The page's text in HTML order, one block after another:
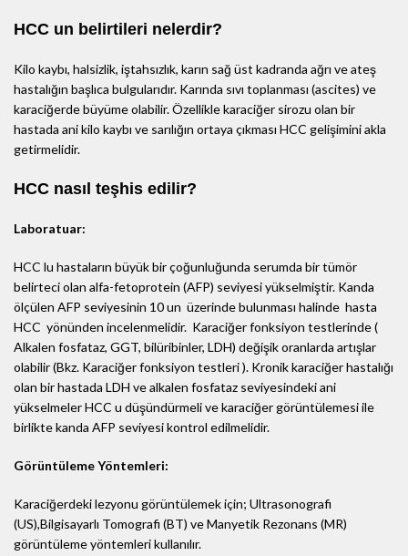
HCC un belirtileri nelerdir?
Kilo kaybı, halsizlik, iştahsızlık, karın sağ üst kadranda ağrı ve ateş
hastalığın başlıca bulgularıdır. Karında sıvı toplanması (ascites) ve
karaciğerde büyüme olabilir. Özellikle karaciğer sirozu olan bir
hastada ani kilo kaybı ve sarılığın ortaya çıkması HCC gelişimini akla
getirmelidir.
HCC nasıl teşhis edilir?
Laboratuar:
HCC lu hastaların büyük bir çoğunluğunda serumda bir tümör
belirteci olan alfa-fetoprotein (AFP) seviyesi yükselmiştir. Kanda
ölçülen AFP seviyesinin 10 un üzerinde bulunması halinde hasta
HCC yönünden incelenmelidir. Karaciğer fonksiyon testlerinde (
Alkalen fosfataz, GGT, bilüribinler, LDH) değişik oranlarda artışlar
olabilir (Bkz. Karaciğer fonksiyon testleri ). Kronik karaciğer hastalığı
olan bir hastada LDH ve alkalen fosfataz seviyesindeki ani
yükselmeler HCC u düşündürmeli ve karaciğer görüntülemesi ile
birlikte kanda AFP seviyesi kontrol edilmelidir.
Görüntüleme Yöntemleri:
Karaciğerdeki lezyonu görüntülemek için; Ultrasonografi
(US),Bilgisayarlı Tomografi (BT) ve Manyetik Rezonans (MR)
görüntüleme yöntemleri kullanılır.